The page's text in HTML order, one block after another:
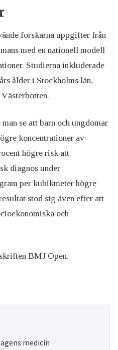
forskarna uppgifter från
med en nationell modell
Studierna inkluderade
ålder i Stockholms län,
se att barn och ungdomar
koncentrationer av
högre risk att
diagnos under
per kubikmeter högre
stod sig även efter att
och
BMJ Open.
medicin